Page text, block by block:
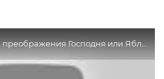
19 августа — праздник преображения Господня или Яблочный Спас 19.08.17